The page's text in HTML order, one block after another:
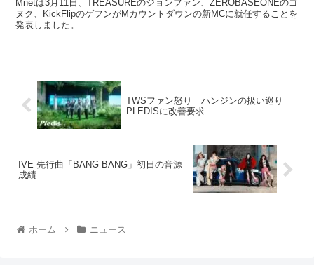
Mnetは3月11日、TREASUREのジョンファン、ZEROBASEONEのゴ
ヌク、KickFlipのゲフンがMカウントダウンの新MCに就任することを
発表しました。
TWSファン怒り ハンジンの扱い巡り
PLEDISに改善要求
IVE 先行曲「BANG BANG」初日の音源
成績
ホーム ニュース